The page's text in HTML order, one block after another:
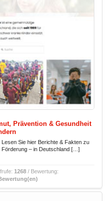
Prävention & Gesundheit
Sie hier Berichte & Fakten zu
Förderung – in Deutschland […]
1268 / Bewertung: